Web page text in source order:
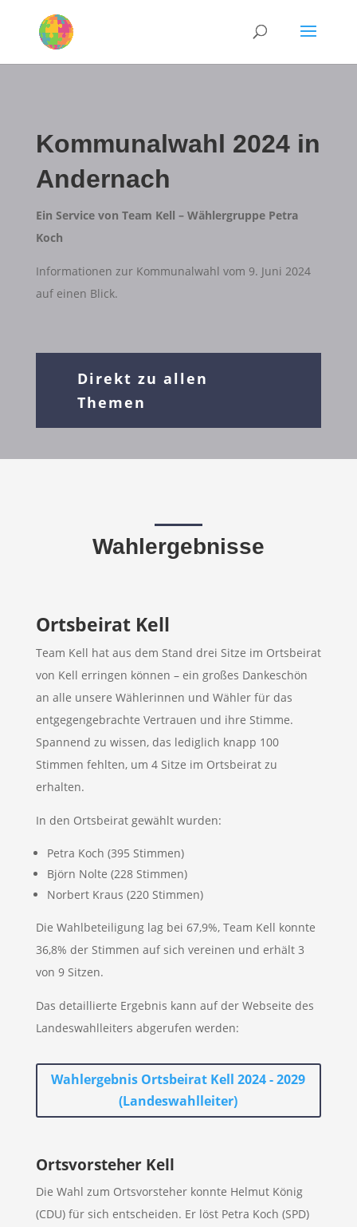
Kommunalwahl 2024 in
Andernach
Ein Service von Team Kell – Wählergruppe Petra
Koch
Informationen zur Kommunalwahl vom 9. Juni 2024
auf einen Blick.
Direkt zu allen
Themen
Wahlergebnisse
Ortsbeirat Kell
Team Kell hat aus dem Stand drei Sitze im Ortsbeirat
von Kell erringen können – ein großes Dankeschön
an alle unsere Wählerinnen und Wähler für das
entgegengebrachte Vertrauen und ihre Stimme.
Spannend zu wissen, das lediglich knapp 100
Stimmen fehlten, um 4 Sitze im Ortsbeirat zu
erhalten.
In den Ortsbeirat gewählt wurden:
Petra Koch (395 Stimmen)
Björn Nolte (228 Stimmen)
Norbert Kraus (220 Stimmen)
Die Wahlbeteiligung lag bei 67,9%, Team Kell konnte
36,8% der Stimmen auf sich vereinen und erhält 3
von 9 Sitzen.
Das detaillierte Ergebnis kann auf der Webseite des
Landeswahlleiters abgerufen werden:
Wahlergebnis Ortsbeirat Kell 2024 - 2029
(Landeswahlleiter)
Ortsvorsteher Kell
Die Wahl zum Ortsvorsteher konnte Helmut König
(CDU) für sich entscheiden. Er löst Petra Koch (SPD)